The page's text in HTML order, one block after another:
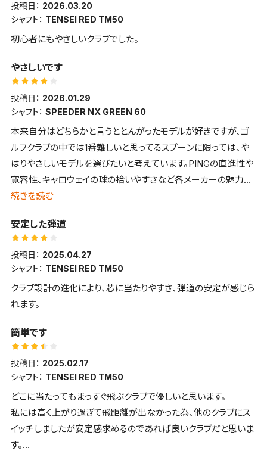
投稿日： 2026.03.20
シャフト： TENSEI RED TM50
初心者にもやさしいクラブでした。
やさしいです
投稿日： 2026.01.29
シャフト： SPEEDER NX GREEN 60
本来自分はどちらかと言うととんがったモデルが好きですが、ゴ
ルフクラブの中では1番難しいと思ってるスプーンに限っては、や
はりやさしいモデルを選びたいと考えています。PINGの直進性や
寛容性、キャロウェイの球の拾いやすさなど各メーカーの魅力的
な部分はありますが、やはりFWは飛距離のテーラーでしょみた
く、2代目はやさしくみたいな部分に惹かれて購入しました。シャ
フトは掴まりが適度に抑えられてるNXグリーンの物にしました。
初めて行くお店でスタッフにベタ付きされるのも嫌ですが、自分は
ゴルフドゥの特定の店舗がメインですので、かえって顔馴染みのス
タッフの率直なアドバイスはありがたいですね。合わない物は合
わないとしっかり言ってくれるので、自分が打ちやすく感じ、スタッ
ます。そうやって買って失敗した物は今まで1回も無いですね。試
打とコースで全然違うなんて、逆に当たり前ですから、時間があ
れば敢えて日を空けて試打するのも良いと思います。それで前回
るようなら買いじゃないでしょうか。お店も冷やかしではなく本気
で買いたいからこそ慎重になる姿勢を見せれば、取り置きなど
色々考慮してくれると思います。名前は伏せますが、自分の行くゴ
続きを読む
安定した弾道
投稿日： 2025.04.27
シャフト： TENSEI RED TM50
クラブ設計の進化により、芯に当たりやすさ、弾道の安定が感じら
れます。
簡単です
投稿日： 2025.02.17
シャフト： TENSEI RED TM50
どこに当たってもまっすぐ飛ぶクラブで優しいと思います。
私には高く上がり過ぎて飛距離が出なかった為、他のクラブにス
イッチしましたが安定感求めるのであれば良いクラブだと思いま
す。